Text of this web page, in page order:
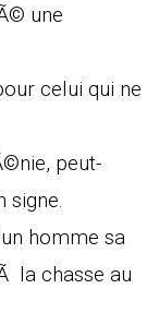
une
celui qui ne
peut-
signe.
homme sa
la chasse au